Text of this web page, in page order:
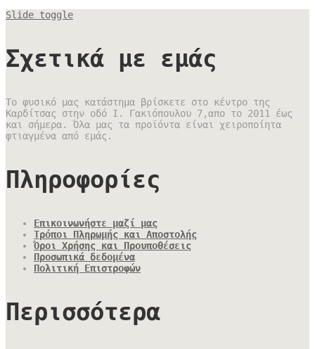
Slide toggle
Σχετικά με εμάς
Το φυσικό μας κατάστημα βρίσκετε στο κέντρο της
Καρδίτσας στην οδό Ι. Γακιόπουλου 7,απο το 2011 έως
και σήμερα. Όλα μας τα προϊόντα είναι χειροποίητα
φτιαγμένα από εμάς.
Πληροφορίες
Επικοινωνήστε μαζί μας
Τρόποι Πληρωμής και Αποστολής
Όροι Χρήσης και Προυποθέσεις
Προσωπικά δεδομένα
Πολιτική Επιστροφών
Περισσότερα